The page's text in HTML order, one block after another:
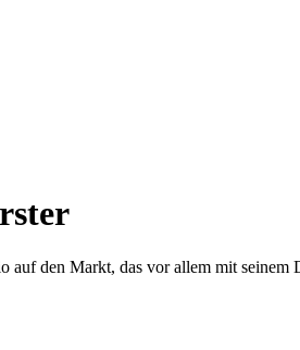
den Markt, das vor allem mit